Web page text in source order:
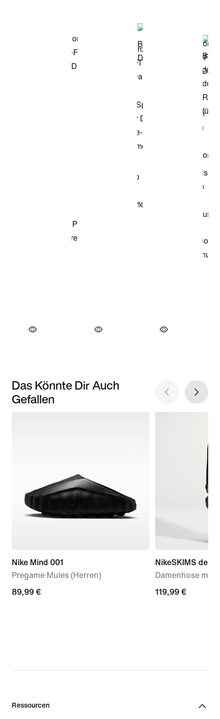
Das Könnte Dir Auch
Gefallen
Nike Mind 001
Pregame Mules (Herren)
89,99 €
89,99 €
NikeSKIMS
Damenhose mit
119,99 €
119,99 €
Ressourcen